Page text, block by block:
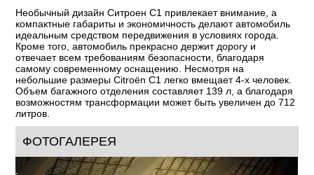
Необычный дизайн Ситроен С1 привлекает внимание, а
компактные габариты и экономичность делают автомобиль
идеальным средством передвижения в условиях города.
Кроме того, автомобиль прекрасно держит дорогу и
отвечает всем требованиям безопасности, благодаря
самому современному оснащению. Несмотря на
небольшие размеры Сitroёn C1 легко вмещает 4-х человек.
Объем багажного отделения составляет 139 л, а благодаря
возможностям трансформации может быть увеличен до 712
литров.
ФОТОГАЛЕРЕЯ